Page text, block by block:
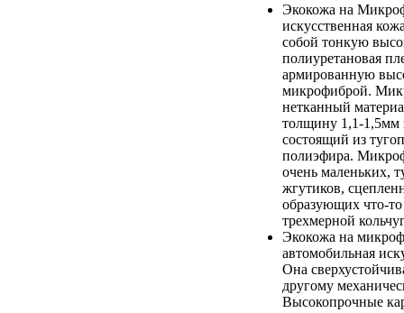
Экокожа на
искусственная
собой тонкую
полиуретановая
армированную
микрофиброй.
нетканный
толщину 1,1-1,5мм
состоящий из
полиэфира.
очень маленьких,
жгутиков,
образующих что-
трехмерной
Экокожа на
автомобильная
Она
другому
Высокопрочные